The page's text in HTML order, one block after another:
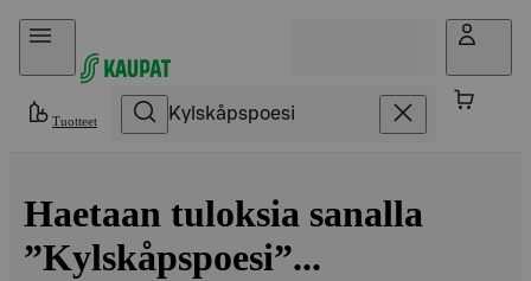
Hyppää sisältöön
Tuotteet
Haetaan tuloksia sanalla
”Kylskåpspoesi”...